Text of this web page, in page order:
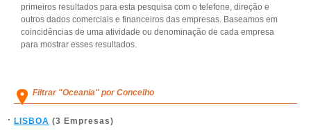
primeiros resultados para esta pesquisa com o telefone, direção e
outros dados comerciais e financeiros das empresas. Baseamos em
coincidências de uma atividade ou denominação de cada empresa
para mostrar esses resultados.
Filtrar "Oceania" por Concelho
LISBOA (3 Empresas)